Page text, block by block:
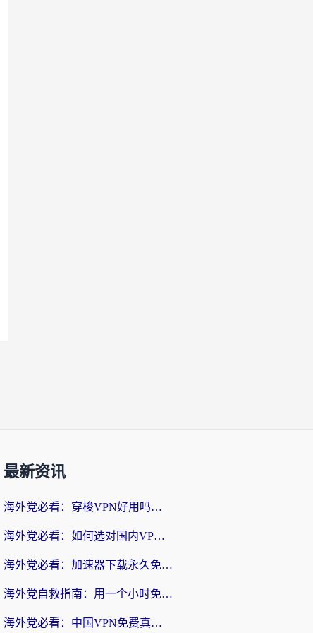
最新资讯
海外党必看：穿梭VPN好用吗？和云帆VPN对比哪个回国效果更好？附真实测评+避坑指南
海外党必看：如何选对国内VPN，实现无缝访问国内资源？
海外党必看：加速器下载永久免费版真的存在吗？教你无缝访问国内资源的正确姿势
海外党自救指南：用一个小时免费加速器，轻松打破国内资源访问壁垒？
海外党必看：中国VPN免费真的靠谱吗？手把手教你选对回国加速器